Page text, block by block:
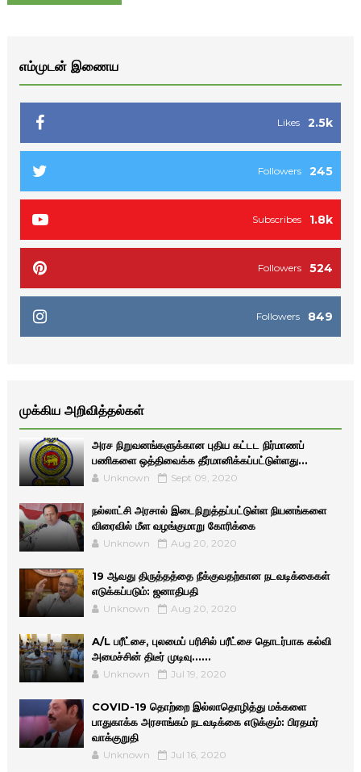
எம்முடன் இணைய
2.5k
Likes
245
Followers
1.8k
Subscribes
524
Followers
849
Followers
முக்கிய அறிவித்தல்கள்
அரச நிறுவனங்களுக்கான புதிய கட்டட நிர்மாணப்
பணிகளை ஒத்திவைக்க தீர்மானிக்கப்பட்டுள்ளது...
Unknown Sept 09, 2020
நல்லாட்சி அரசால் இடைநிறுத்தப்பட்டுள்ள நியனங்களை
விரைவில் மீள வழங்குமாறு கோரிக்கை
Unknown Aug 20, 2020
19 ஆவது திருத்தத்தை நீக்குவதற்கான நடவடிக்கைகள்
எடுக்கப்படும்: ஜனாதிபதி
Unknown Aug 20, 2020
A/L பரீட்சை, புலமைப் பரிசில் பரீட்சை தொடர்பாக கல்வி
அமைச்சின் திடீர் முடிவு......
Unknown Jul 19, 2020
COVID-19 தொற்றை இல்லாதொழித்து மக்களை
பாதுகாக்க அரசாங்கம் நடவடிக்கை எடுக்கும்: பிரதமர்
வாக்குறுதி
Unknown Jul 16, 2020